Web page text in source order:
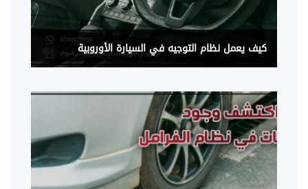
كيف يعمل نظام التوجيه في السيارة الأوروبية